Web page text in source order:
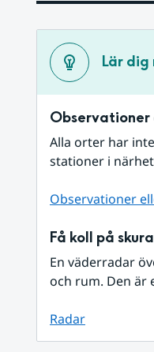
Lär dig
Alla orter har
stationer i
Observationer
Få koll på
En väderradar
och rum. Den är
Radar